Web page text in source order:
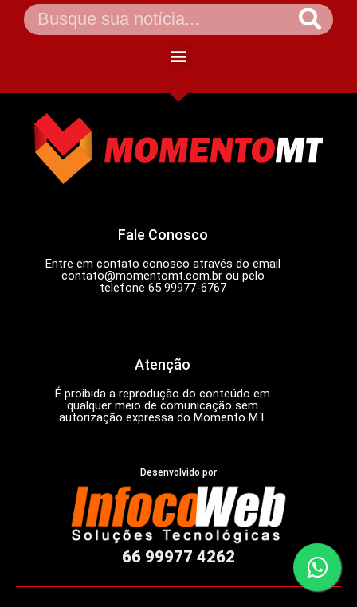
Fale Conosco
Entre em contato conosco através do email
contato@momentomt.com.brou pelo
telefone 65 99977-6767
Atenção
É proibida a reprodução do conteúdo em
qualquer meio de comunicação sem
autorização expressa do Momento MT.
Desenvolvido por
66 99977 4262